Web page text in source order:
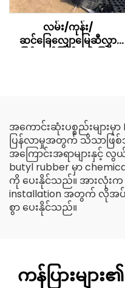
လမ်း/ကုန်း/
ဆင်ခြေလျှောမြေဆီလွှာ
အကောင်းဆုံးပစ္စည်းများ
ပြန်လာမှုအတွက် သိသာဖြစ်သ
အကြောင်းအရာများနှင့်
butyl rubber မှာ
ကို ပေးနိုင်သည်။ အားလုံးက
installation အတွက် လိုအပ်
စွာ ပေးနိုင်သည်။
ကန်ပြားမျာ